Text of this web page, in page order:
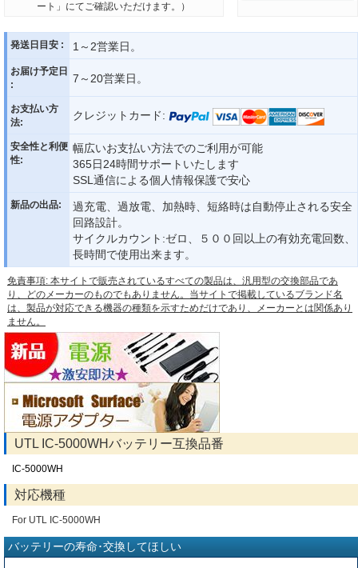
ート」にてご確認いただけます。）
発送日目安 : 1～2営業日。
お届け予定日
:
7～20営業日。
お支払い方
法:
クレジットカード:
安全性と利便
性:
幅広いお支払い方法でのご利用が可能
365日24時間サポートいたします
SSL通信による個人情報保護で安心
新品の出品:
過充電、過放電、加熱時、短絡時は自動停止される安全
回路設計。
サイクルカウント:ゼロ、５００回以上の有効充電回数、
長時間で使用出来ます。
免責事項: 本サイトで販売されているすべての製品は、汎用型の交換部品であ
り、どのメーカーのものでもありません。当サイトで掲載しているブランド名
は、製品が対応できる機器の種類を示すためだけであり、メーカーとは関係あり
ません。
UTL IC-5000WHバッテリー互換品番
IC-5000WH
対応機種
For UTL IC-5000WH
バッテリーの寿命･交換してほしい